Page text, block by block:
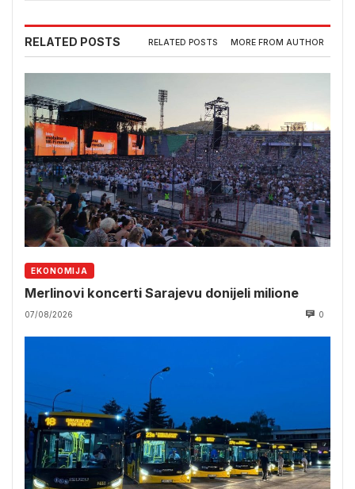
RELATED POSTS RELATED POSTS MORE FROM AUTHOR
EKONOMIJA
Merlinovi koncerti Sarajevu donijeli milione
07/08/2026 0